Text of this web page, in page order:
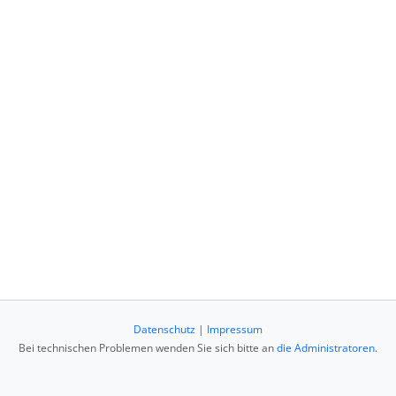
Datenschutz | Impressum
Bei technischen Problemen wenden Sie sich bitte andie Administratoren.